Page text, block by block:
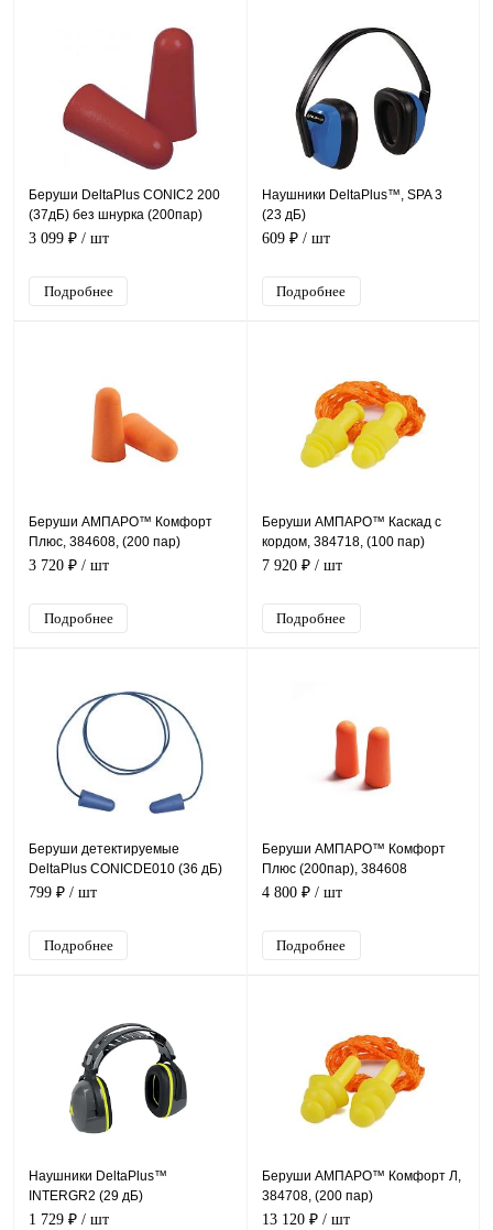
Беруши DeltaPlus CONIC2 200
(37дБ) без шнурка (200пар)
3 099 ₽ / шт
Подробнее
Наушники DeltaPlus™, SPA 3
(23 дБ)
609 ₽ / шт
Подробнее
Беруши АМПАРО™ Комфорт
Плюс, 384608, (200 пар)
3 720 ₽ / шт
Подробнее
Беруши АМПАРО™ Каскад с
кордом, 384718, (100 пар)
7 920 ₽ / шт
Подробнее
Беруши детектируемые
DeltaPlus CONICDE010 (36 дБ)
799 ₽ / шт
Подробнее
Беруши АМПАРО™ Комфорт
Плюс (200пар), 384608
4 800 ₽ / шт
Подробнее
Наушники DeltaPlus™
INTERGR2 (29 дБ)
1 729 ₽ / шт
Беруши АМПАРО™ Комфорт Л,
384708, (200 пар)
13 120 ₽ / шт